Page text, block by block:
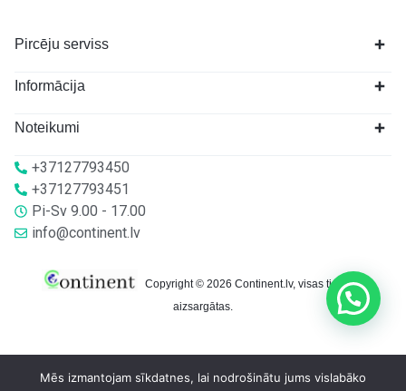
Pircēju serviss
Informācija
Noteikumi
+37127793450
+37127793451
Pi-Sv 9.00 - 17.00
info@continent.lv
Copyright © 2026 Continent.lv, visas tiesības
aizsargātas.
Mēs izmantojam sīkdatnes, lai nodrošinātu jums vislabāko